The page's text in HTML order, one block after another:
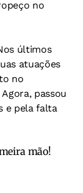
no
últimos
atuações
no
passou
e pela falta
mão!